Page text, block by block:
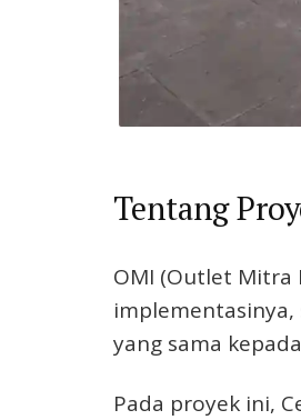
Tentang
OMI (Outlet Mitra
yang sama
Pada proyek ini,